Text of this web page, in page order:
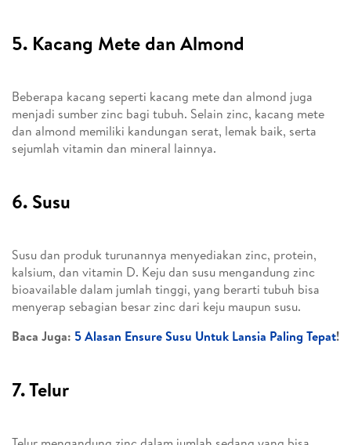
5. Kacang Mete dan Almond
Beberapa kacang seperti kacang mete dan almond juga
menjadi sumber zinc bagi tubuh. Selain zinc, kacang mete
dan almond memiliki kandungan serat, lemak baik, serta
sejumlah vitamin dan mineral lainnya.
6. Susu
Susu dan produk turunannya menyediakan zinc, protein,
kalsium, dan vitamin D. Keju dan susu mengandung zinc
bioavailable dalam jumlah tinggi, yang berarti tubuh bisa
menyerap sebagian besar zinc dari keju maupun susu.
Baca Juga: 5 Alasan Ensure Susu Untuk Lansia Paling Tepat!
7. Telur